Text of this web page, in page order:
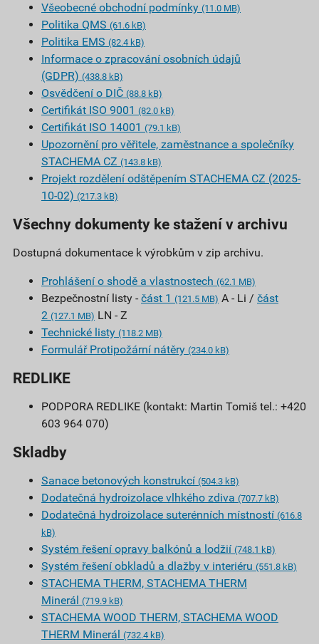
Všeobecné obchodní podmínky (11.0 MB)
Politika QMS (61.6 kB)
Politika EMS (82.4 kB)
Informace o zpracování osobních údajů
(GDPR) (438.8 kB)
Osvědčení o DIČ (88.8 kB)
Certifikát ISO 9001 (82.0 kB)
Certifikát ISO 14001 (79.1 kB)
Upozornění pro věřitele, zaměstnance a společníky
STACHEMA CZ (143.8 kB)
Projekt rozdělení odštěpením STACHEMA CZ (2025-
10-02) (217.3 kB)
Všechny dokumenty ke stažení v archivu
Dostupná dokumentace k výrobkům v zip archivu.
Prohlášení o shodě a vlastnostech (62.1 MB)
Bezpečnostní listy - část 1 (121.5 MB) A - Li / část
2 (127.1 MB) LN - Z
Technické listy (118.2 MB)
Formulář Protipožární nátěry (234.0 kB)
REDLIKE
PODPORA REDLIKE (kontakt: Martin Tomiš tel.: +420
603 964 070)
Skladby
Sanace betonových konstrukcí (504.3 kB)
Dodatečná hydroizolace vlhkého zdiva (707.7 kB)
Dodatečná hydroizolace suterénních místností (616.8
kB)
Systém řešení opravy balkónů a lodžií (748.1 kB)
Systém řešení obkladů a dlažby v interiéru (551.8 kB)
STACHEMA THERM, STACHEMA THERM
Minerál (719.9 kB)
STACHEMA WOOD THERM, STACHEMA WOOD
THERM Minerál (732.4 kB)